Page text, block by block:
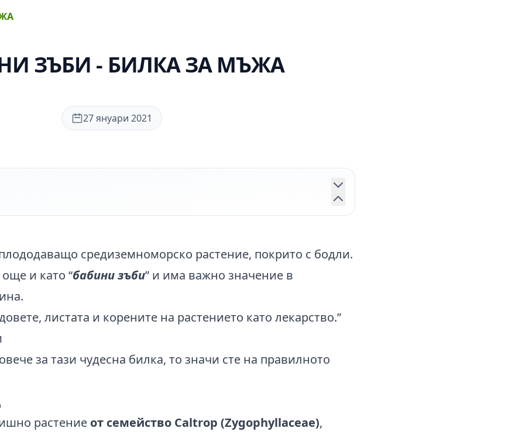
ЗЪБИ - БИЛКА ЗА МЪЖА
27 януари 2021
средиземноморско растение, покрито с бодли.
и като “бабини зъби” и има важно значение в
листата и корените на растението като лекарство.”
за тази чудесна билка, то значи сте на правилното
растение от семейство Caltrop (Zygophyllaceae),